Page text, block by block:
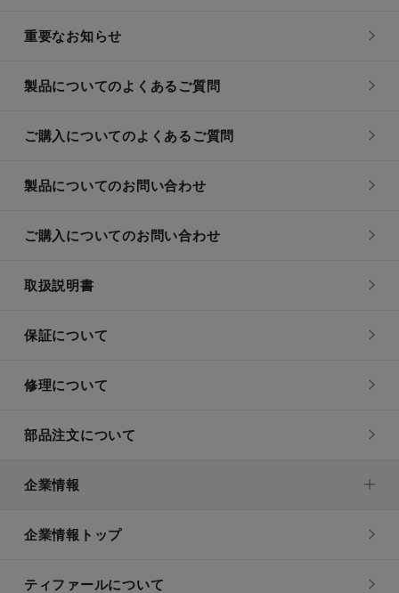
重要なお知らせ
製品についてのよくあるご質問
ご購入についてのよくあるご質問
製品についてのお問い合わせ
ご購入についてのお問い合わせ
取扱説明書
保証について
修理について
部品注文について
企業情報
企業情報トップ
ティファールについて